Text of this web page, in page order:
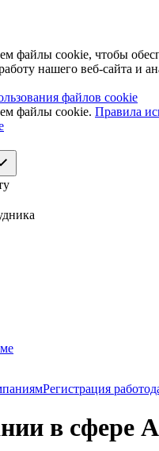
файлы cookie, чтобы
нашего веб-сайта и
файлов cookie
файлы cookie. Правила
Регистрация
в сфере